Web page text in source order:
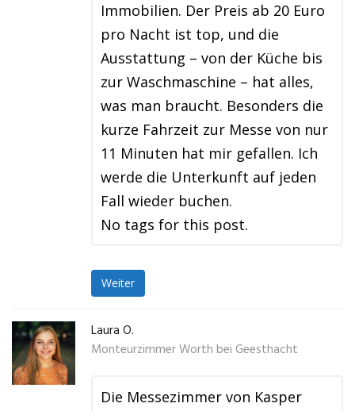
Immobilien. Der Preis ab 20 Euro
pro Nacht ist top, und die
Ausstattung – von der Küche bis
zur Waschmaschine – hat alles,
was man braucht. Besonders die
kurze Fahrzeit zur Messe von nur
11 Minuten hat mir gefallen. Ich
werde die Unterkunft auf jeden
Fall wieder buchen.
No tags for this post.
Weiter
Laura O.
Monteurzimmer Worth bei Geesthacht
Die Messezimmer von Kasper